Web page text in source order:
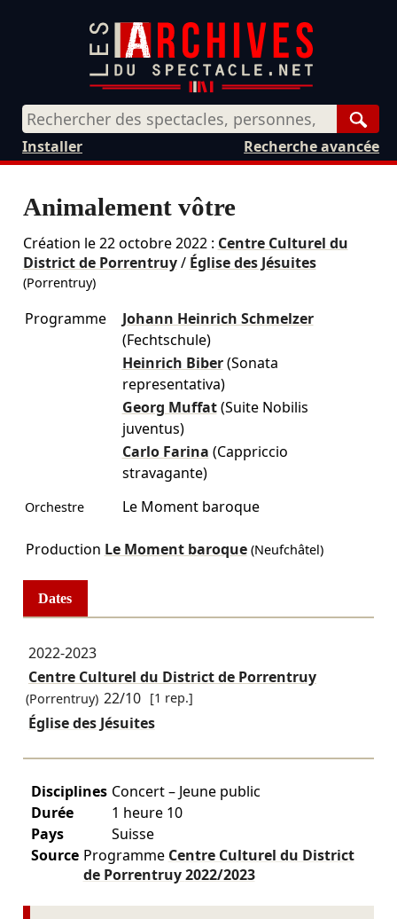
Recherche avancée
Installer
Animalement vôtre
Création le22 octobre 2022: Centre Culturel du
District de Porrentruy/ Église des Jésuites
(Porrentruy)
Programme
Johann Heinrich Schmelzer
(Fechtschule)
Heinrich Biber (Sonata
representativa)
Georg Muffat (Suite Nobilis
juventus)
Carlo Farina (Cappriccio
stravagante)
Orchestre Le Moment baroque
Production Le Moment baroque(Neufchâtel)
Dates
2022-2023
Centre Culturel du District de Porrentruy
(Porrentruy) 22/10 [1 rep.]
Église des Jésuites
Disciplines Concert – Jeune public
Durée
1 heure 10
Pays
Suisse
Source Programme Centre Culturel du District
de Porrentruy2022/2023